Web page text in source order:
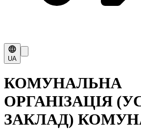
UA
КОМУНАЛЬНА
ОРГАНІЗАЦІЯ
ЗАКЛАД)